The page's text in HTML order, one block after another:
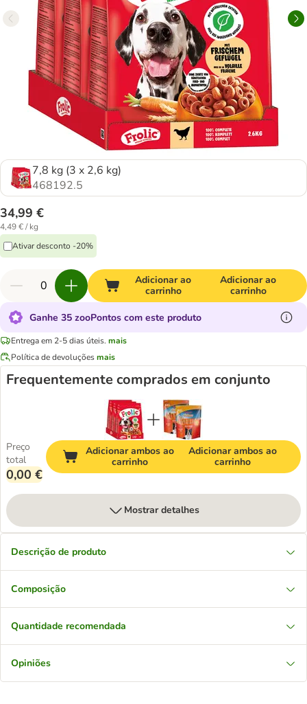
7,8 kg (3 x 2,6 kg)
468192.5
34,99 €
4,49 € / kg
Ativar desconto -20%
Adicionar ao
carrinho
Adicionar ao
carrinho
Ganhe 35 zooPontos com este produto
Entrega em 2-5 dias úteis. mais
Política de devoluçõesmais
Frequentemente comprados em conjunto
Preço
total
0,00 €
Adicionar ambos ao
carrinho
Adicionar ambos ao
carrinho
Mostrar detalhes
Descrição de produto
Composição
Quantidade recomendada
Opiniões